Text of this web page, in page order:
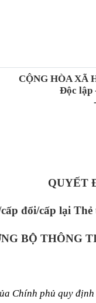
CỘNG HÒA XÃ
Độc lập
QUYẾT
cấp đổi/cấp lại Thẻ
BỘ THÔNG
Chính phủ quy